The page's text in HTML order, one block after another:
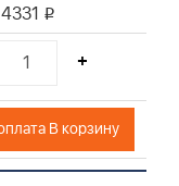
4331 i
+
В корзину